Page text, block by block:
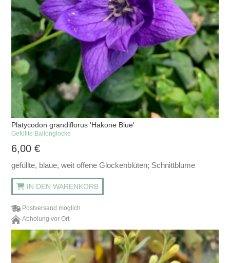
Platycodon grandiflorus 'Hakone Blue'
Gefüllte Ballonglocke
6,00€
gefüllte, blaue, weit offene Glockenblüten; Schnittblume
IN DEN WARENKORB
Postversand möglich
Abholung vor Ort